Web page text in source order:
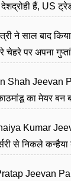
हैं, US
ने साल बाद
चेहरे पर अपना
Shah Jeevan
का मेयर बन
Kumar
से निकले
Jeevan